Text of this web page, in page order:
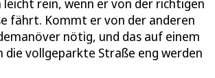
fährt. Kommt er von der anderen
nötig, und das auf einem
die vollgeparkte Straße eng werden